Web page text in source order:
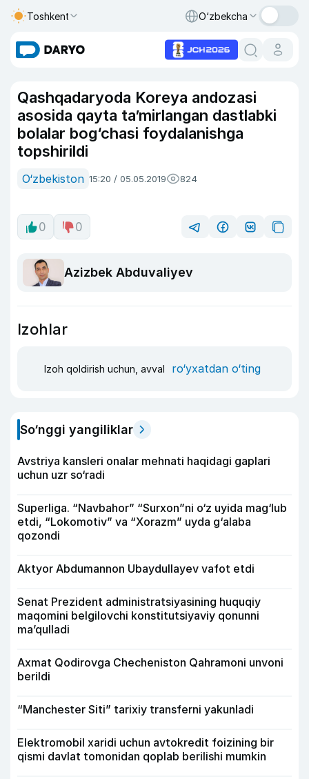
Toshkent O‘zbekcha
Qashqadaryoda Koreya andozasi
asosida qayta ta’mirlangan dastlabki
bolalar bog‘chasi foydalanishga
topshirildi
O‘zbekiston 15:20 / 05.05.2019 824
0 0
Azizbek Abduvaliyev
Izohlar
Izoh qoldirish uchun, avval ro‘yxatdan o‘ting
So‘nggi yangiliklar
Avstriya kansleri onalar mehnati haqidagi gaplari
uchun uzr so‘radi
Superliga. “Navbahor” “Surxon”ni o‘z uyida mag‘lub
etdi, “Lokomotiv” va “Xorazm” uyda g‘alaba
qozondi
Aktyor Abdu­mannon Ubaydullayev vafot etdi
Senat Prezident administratsiyasining huquqiy
maqomini belgilovchi konstitutsiyaviy qonunni
ma’qulladi
Axmat Qodirovga Checheniston Qahramoni unvoni
berildi
“Manchester Siti” tarixiy transferni yakunladi
Elektromobil xaridi uchun avtokredit foizining bir
qismi davlat tomonidan qoplab berilishi mumkin